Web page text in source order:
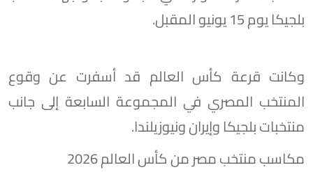
بلجيكا يوم 15 يونيو المقبل.
وكانت قرعة كأس العالم قد أسفرت عن وقوع
المنتخب المصري في المجموعة السابعة إلى جانب
منتخبات بلجيكا وإيران ونيوزيلندا.
مكاسب منتخب مصر من كأس العالم 2026